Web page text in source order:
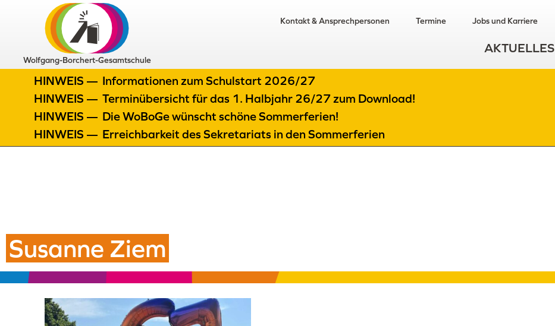
Wolfgang-Borchert-Gesamtschule
Kontakt & Ansprechpersonen Termine Jobs und Karriere
AKTUELLES
HINWEIS — Informationen zum Schulstart 2026/27
HINWEIS — Terminübersicht für das 1. Halbjahr 26/27 zum Download!
HINWEIS — Die WoBoGe wünscht schöne Sommerferien!
HINWEIS — Erreichbarkeit des Sekretariats in den Sommerferien
Susanne Ziem